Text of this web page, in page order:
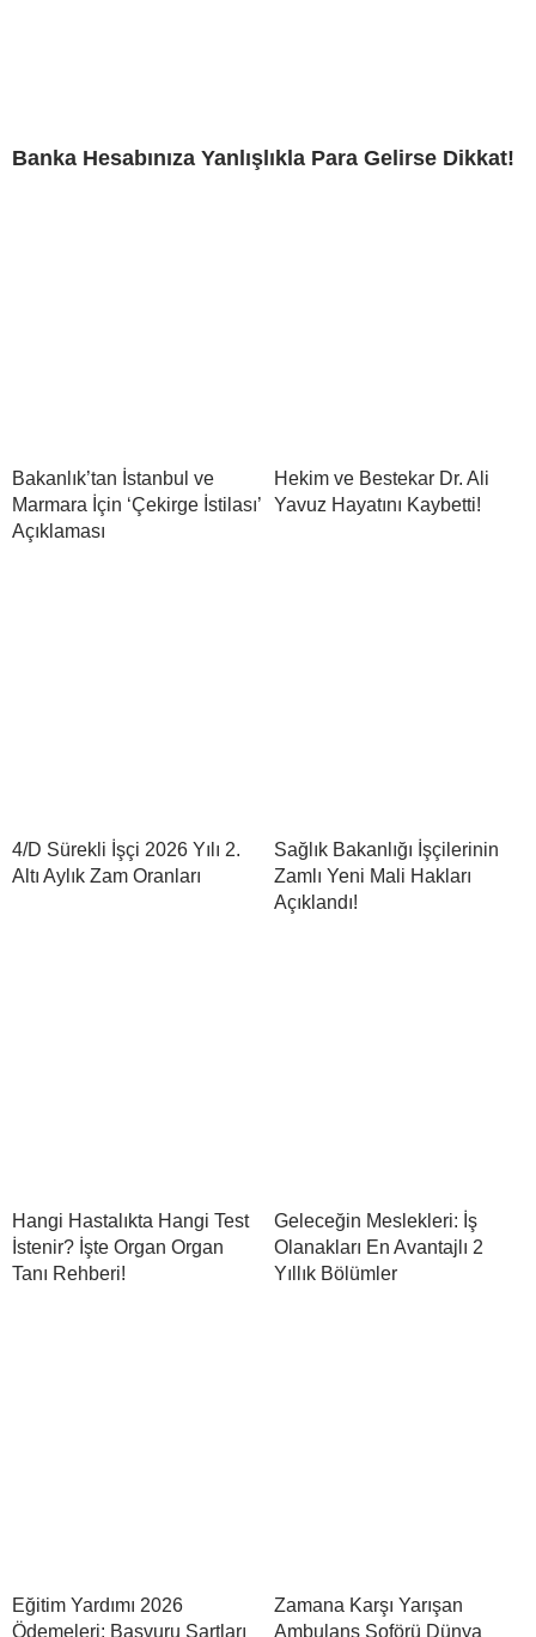
Banka Hesabınıza Yanlışlıkla Para Gelirse Dikkat!
Bakanlık’tan İstanbul ve
Marmara İçin ‘Çekirge İstilası’
Açıklaması
Hekim ve Bestekar Dr. Ali
Yavuz Hayatını Kaybetti!
4/D Sürekli İşçi 2026 Yılı 2.
Altı Aylık Zam Oranları
Sağlık Bakanlığı İşçilerinin
Zamlı Yeni Mali Hakları
Açıklandı!
Hangi Hastalıkta Hangi Test
İstenir? İşte Organ Organ
Tanı Rehberi!
Geleceğin Meslekleri: İş
Olanakları En Avantajlı 2
Yıllık Bölümler
Eğitim Yardımı 2026
Ödemeleri: Başvuru Şartları
Zamana Karşı Yarışan
Ambulans Şoförü Dünya